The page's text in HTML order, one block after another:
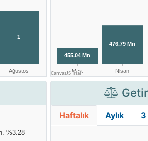
Haftalık Aylık 3